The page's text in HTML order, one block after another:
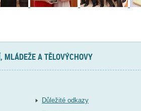
A TĚLOVÝCHOVY
Důležité odkazy